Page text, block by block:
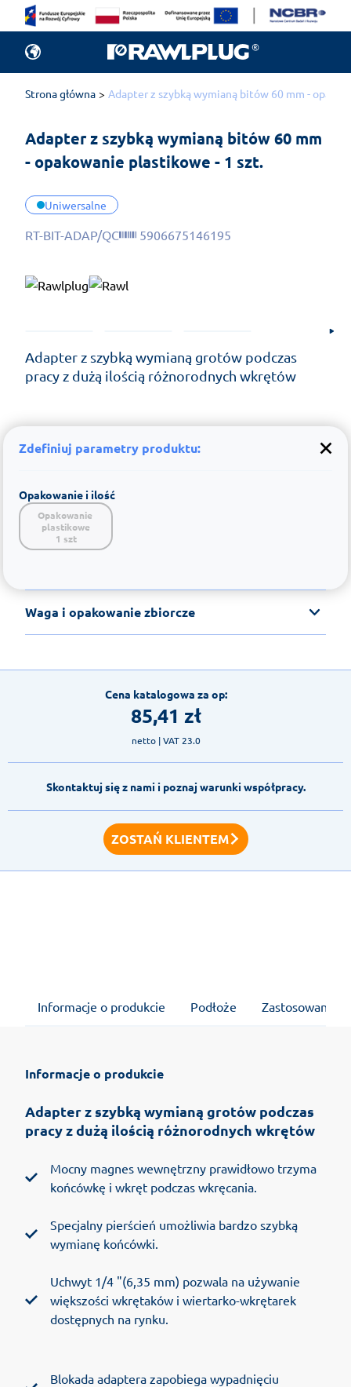
Strona główna Adapter z szybką wymianą bitów 60 mm -
Adapter z szybką wymianą bitów 60 mm
- opakowanie plastikowe - 1 szt.
Uniwersalne
RT-BIT-ADAP/QC 5906675146195
Adapter z szybką wymianą grotów podczas
pracy z dużą ilością różnorodnych wkrętów
Zdefiniuj parametry produktu:
Opakowanie i ilość
Opakowanie
plastikowe
1 szt
Waga i opakowanie zbiorcze
Cena katalogowa za op:
85,41 zł
netto | VAT 23.0
Skontaktuj się z nami i poznaj warunki współpracy.
ZOSTAŃ KLIENTEM
Informacje o produkcie Podłoże Zastosowanie
Informacje o produkcie
Adapter z szybką wymianą grotów podczas
pracy z dużą ilością różnorodnych wkrętów
Mocny magnes wewnętrzny prawidłowo trzyma
końcówkę i wkręt podczas wkręcania.
Specjalny pierścień umożliwia bardzo szybką
wymianę końcówki.
Uchwyt 1/4 "(6,35 mm) pozwala na używanie
większości wkrętaków i wiertarko-wkrętarek
dostępnych na rynku.
Blokada adaptera zapobiega wypadnięciu